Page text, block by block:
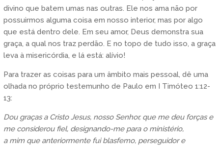
divino que batem umas nas outras. Ele nos ama não por
possuirmos alguma coisa em nosso interior, mas por algo
que está dentro dele. Em seu amor, Deus demonstra sua
graça, a qual nos traz perdão. E no topo de tudo isso, a graça
leva à misericórdia, e lá está: alívio!
Para trazer as coisas para um âmbito mais pessoal, dê uma
olhada no próprio testemunho de Paulo em I Timóteo 1:12-
13:
Dou graças a Cristo Jesus, nosso Senhor, que me deu forças e
me considerou fiel, designando-me para o ministério,
a mim que anteriormente fui blasfemo, perseguidor e